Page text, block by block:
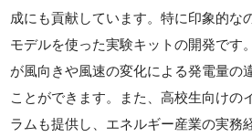
成にも貢献しています。特に印象的な
モデルを使った実験キットの開発です
が風向きや風速の変化による発電量の
ことができます。また、高校生向けの
ラムも提供し、エネルギー産業の実務